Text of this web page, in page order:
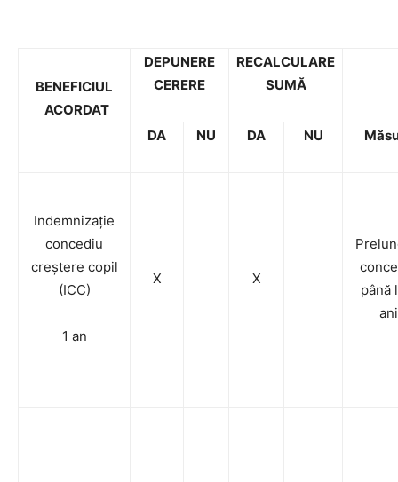
BENEFICIUL
ACORDAT
DEPUNERE
CERERE
RECALCULARE
SUMĂ
DA NU DA NU
Indemnizație
concediu
creștere copil
(ICC)
1 an
X X
până
ani